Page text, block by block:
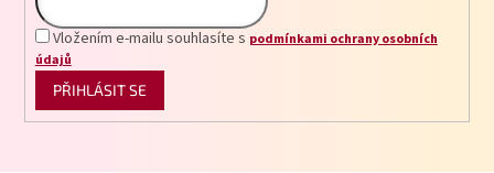
Vložením e-mailu souhlasíte s podmínkami ochrany osobních
údajů
PŘIHLÁSIT SE